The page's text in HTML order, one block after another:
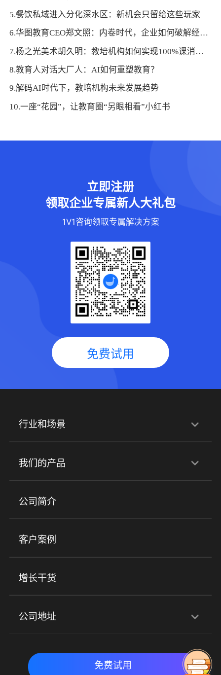
5.餐饮私域进入分化深水区：新机会只留给这些玩家
6.华图教育CEO郑文照：内卷时代，企业如何破解经营痛点、用AI探寻新增长
7.杨之光美术胡久明：教培机构如何实现100%课消，让利润倍增
8.教育人对话大厂人：AI如何重塑教育？
9.解码AI时代下，教培机构未来发展趋势
10.一座“花园”，让教育圈“另眼相看”小红书
立即注册
领取企业专属新人大礼包
1V1咨询领取专属解决方案
免费试用
行业和场景
行业解决方案
培训机构 职业技能培训 兴趣培训
金融行业
心理机构
实时私域带货 数字化运营
我们的产品
产品
小程序商城 ERP 企微SCRM
社群圈子
公司简介
客户案例
增长干货
公司地址
北京地址：北京市朝阳区朝外大街乙6号23层
免费试用